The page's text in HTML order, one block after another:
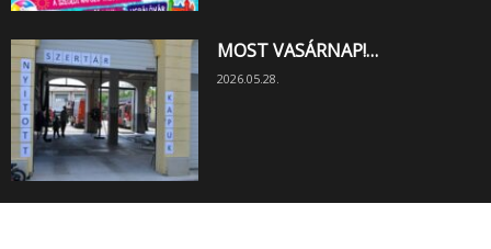
MOST VASÁRNAP!…
2026.05.28.